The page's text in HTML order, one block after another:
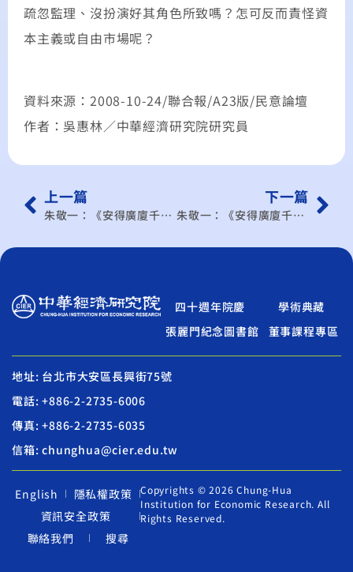
疏忽監理、沒扮演好其角色所致嗎？怎可反而責怪資
本主義或自由市場呢？
資料來源：2008-10-24/聯合報/A23版/民意論壇
作者：吳惠林／中華經濟研究院研究員
上一篇
朱敬一：《安得廣廈千萬間》我看自由主義者傅利曼的一生
下一篇
朱敬一：《安得廣廈千萬間》跟著老美走，降稅不回頭？
四十週年院慶
學術典藏
張麗門紀念圖書館
董事課程專區
地址: 台北市大安區長興街75號
電話: +886-2-2735-6006
傳真: +886-2-2735-6035
信箱: chunghua@cier.edu.tw
English
隱私權政策
資訊安全政策
聯絡我們
搜尋
Copyrights © 2026 Chung-Hua
Institution for Economic Research. All
Rights Reserved.